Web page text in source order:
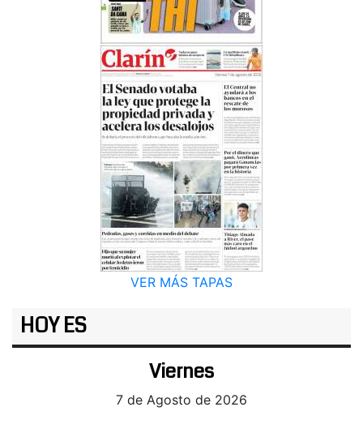
VER MÁS TAPAS
HOY ES
Viernes
7 de Agosto de 2026